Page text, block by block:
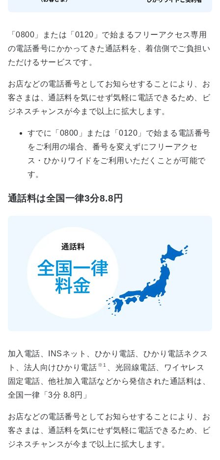
「0800」または「0120」で始まるフリーアクセス専用
の電話番号にかかってきた通話料を、着信側でご負担い
ただけるサービスです。
お店などの電話番号としてお知らせすることにより、お
客さまは、通話料を気にせず気軽に電話できるため、ビ
ジネスチャンスが今まで以上に拡大します。
すでに「0800」または「0120」で始まる電話番号
をご利用の場合、番号を変えずにフリーアクセ
ス・ひかりワイドをご利用いただくことが可能で
す。
通話料は全国一律3分8.8円
加入電話、INSネット、ひかり電話、ひかり電話ネクス
ト、法人向けひかり電話 ※1
、光回線電話、ワイヤレス
固定電話、他社加入電話などから発信された通話料は、
全国一律「3分 8.8円」
お店などの電話番号としてお知らせすることにより、お
客さまは、通話料を気にせず気軽に電話できるため、ビ
ジネスチャンスが今まで以上に拡大します。